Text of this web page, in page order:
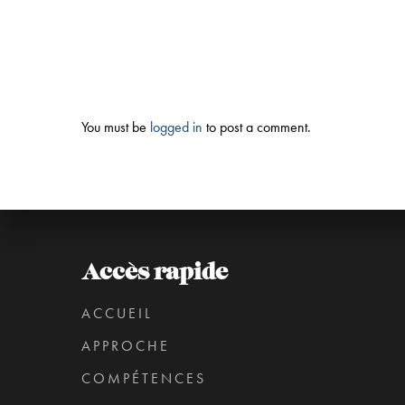
You must be logged in to post a comment.
Accès rapide
ACCUEIL
APPROCHE
COMPÉTENCES